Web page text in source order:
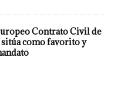
Contrato Civil de
como favorito y